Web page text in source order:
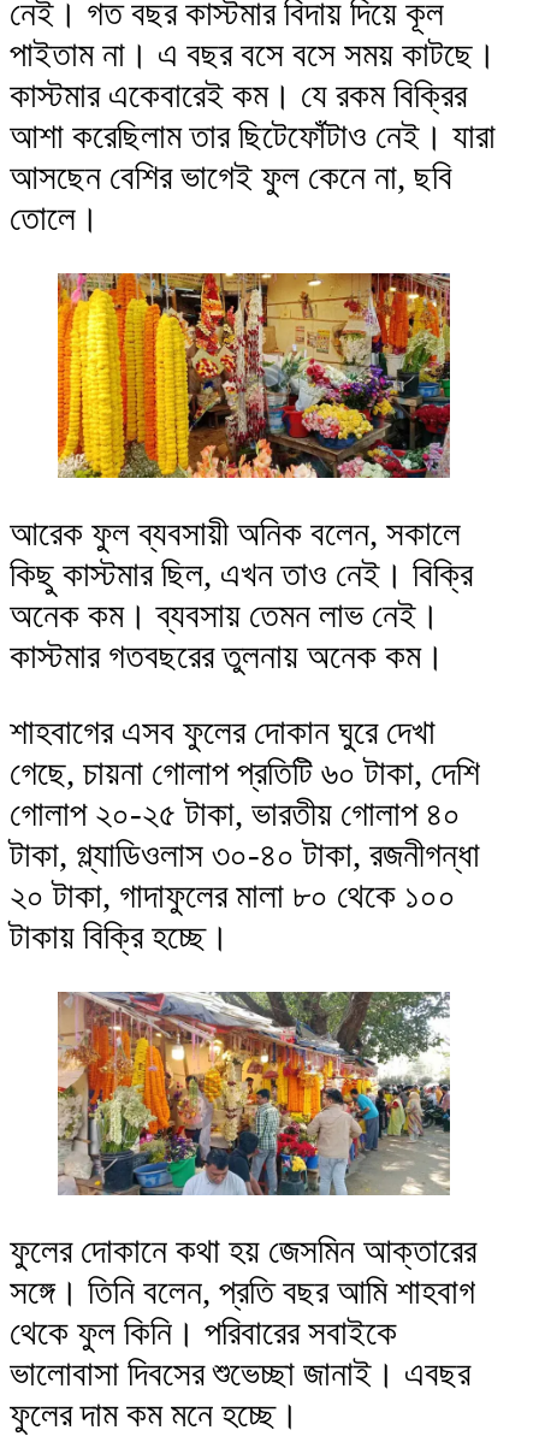
নেই। গত বছর কাস্টমার বিদায় দিয়ে কূল
পাইতাম না। এ বছর বসে বসে সময় কাটছে।
কাস্টমার একেবারেই কম। যে রকম বিক্রির
আশা করেছিলাম তার ছিটেফোঁটাও নেই। যারা
আসছেন বেশির ভাগেই ফুল কেনে না, ছবি
তোলে।
আরেক ফুল ব্যবসায়ী অনিক বলেন, সকালে
কিছু কাস্টমার ছিল, এখন তাও নেই। বিক্রি
অনেক কম। ব্যবসায় তেমন লাভ নেই।
কাস্টমার গতবছরের তুলনায় অনেক কম।
শাহবাগের এসব ফুলের দোকান ঘুরে দেখা
গেছে, চায়না গোলাপ প্রতিটি ৬০ টাকা, দেশি
গোলাপ ২০-২৫ টাকা, ভারতীয় গোলাপ ৪০
টাকা, গ্ল্যাডিওলাস ৩০-৪০ টাকা, রজনীগন্ধা
২০ টাকা, গাদাফুলের মালা ৮০ থেকে ১০০
টাকায় বিক্রি হচ্ছে।
ফুলের দোকানে কথা হয় জেসমিন আক্তারের
সঙ্গে। তিনি বলেন, প্রতি বছর আমি শাহবাগ
থেকে ফুল কিনি। পরিবারের সবাইকে
ভালোবাসা দিবসের শুভেচ্ছা জানাই। এবছর
ফুলের দাম কম মনে হচ্ছে।